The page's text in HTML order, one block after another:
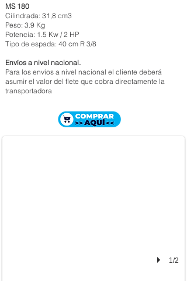
MS 180
Cilindrada: 31,8 cm3
Peso: 3.9 Kg
Potencia: 1.5 Kw / 2 HP
Tipo de espada: 40 cm R 3/8
Envíos a nivel nacional.
Para los envíos a nivel nacional el cliente deberá
asumir el valor del flete que cobra directamente la
transportadora
MOTOSIERRA STIHL MS 182
$ 1.019.000
1/2